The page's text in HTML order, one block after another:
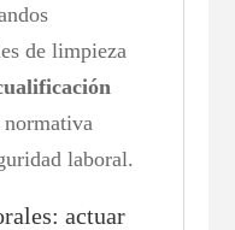
de limpieza
laboral.
actuar